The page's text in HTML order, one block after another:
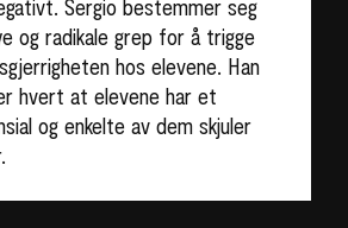
Sergio bestemmer seg
og radikale grep for å trigge
hos elevene. Han
hvert at elevene har et
og enkelte av dem skjuler